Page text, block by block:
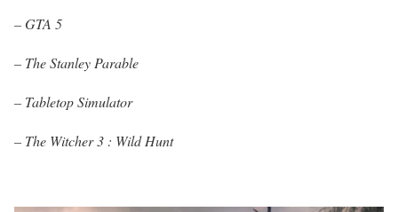
– GTA 5
– The Stanley Parable
– Tabletop Simulator
– The Witcher 3 : Wild Hunt